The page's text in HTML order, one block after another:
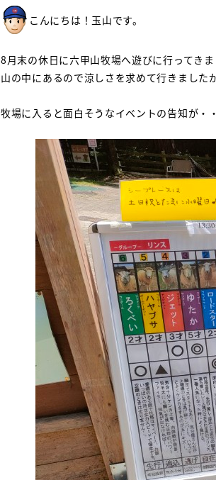
こんにちは！玉山です。
8月末の休日に六甲山牧場へ遊びに行ってき
山の中にあるので涼しさを求めて行きまし
牧場に入ると面白そうなイベントの告知が・